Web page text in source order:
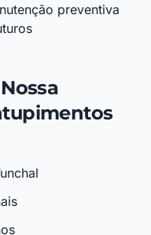
preventiva